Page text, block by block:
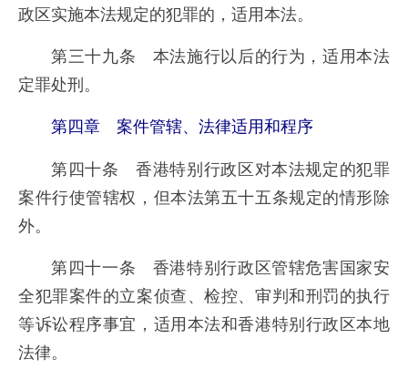
政区实施本法规定的犯罪的，适用本法。
第三十九条 本法施行以后的行为，适用本法
定罪处刑。
第四章 案件管辖、法律适用和程序
第四十条 香港特别行政区对本法规定的犯罪
案件行使管辖权，但本法第五十五条规定的情形除
外。
第四十一条 香港特别行政区管辖危害国家安
全犯罪案件的立案侦查、检控、审判和刑罚的执行
等诉讼程序事宜，适用本法和香港特别行政区本地
法律。